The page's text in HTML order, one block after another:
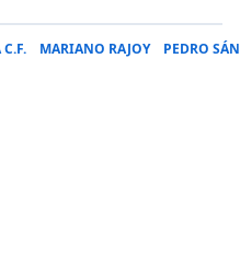
MARIANO RAJOY PEDRO